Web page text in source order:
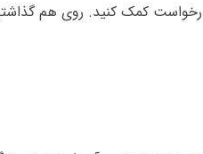
کمک کنید. روی هم